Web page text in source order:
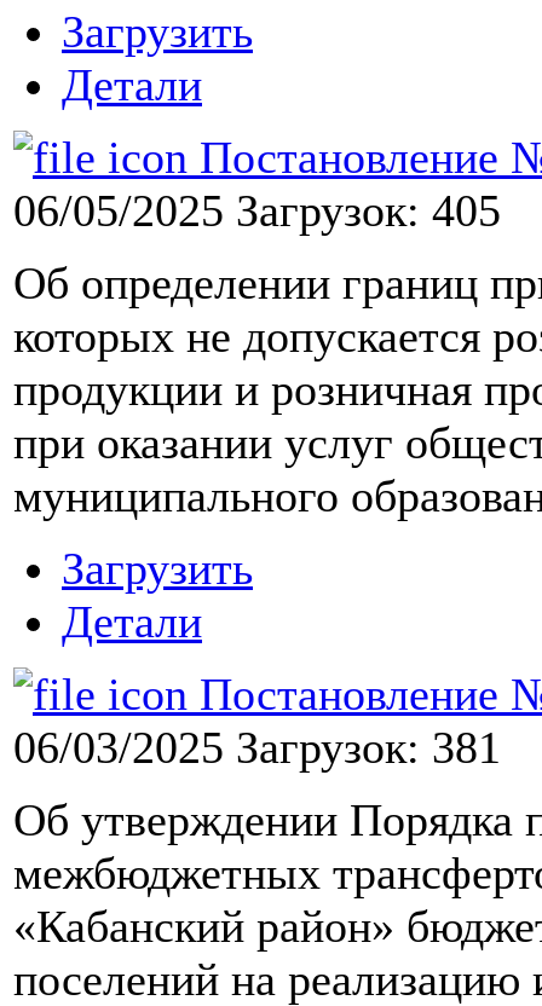
Загрузить
Детали
Постановление
06/05/2025 Загрузок: 405
Об определении границ
которых не допускается
продукции и розничная
при оказании услуг
муниципального
Загрузить
Детали
Постановление
06/03/2025 Загрузок: 381
Об утверждении Порядка
межбюджетных
«Кабанский район»
поселений на реализацию